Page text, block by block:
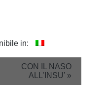
in:
CON IL NASO
ALL’INSU’ »